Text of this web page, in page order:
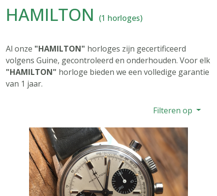
HAMILTON (1 horloges)
Al onze "HAMILTON" horloges zijn gecertificeerd
volgens Guine, gecontroleerd en onderhouden. Voor elk
"HAMILTON" horloge bieden we een volledige garantie
van 1 jaar.
Filteren op